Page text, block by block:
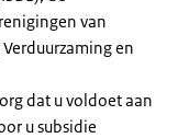
van
en
dat u voldoet aan
u subsidie